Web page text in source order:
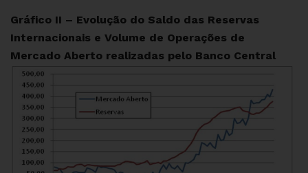
Gráfico II – Evolução do Saldo das Reservas
Internacionais e Volume de Operações de
Mercado Aberto realizadas pelo Banco Central